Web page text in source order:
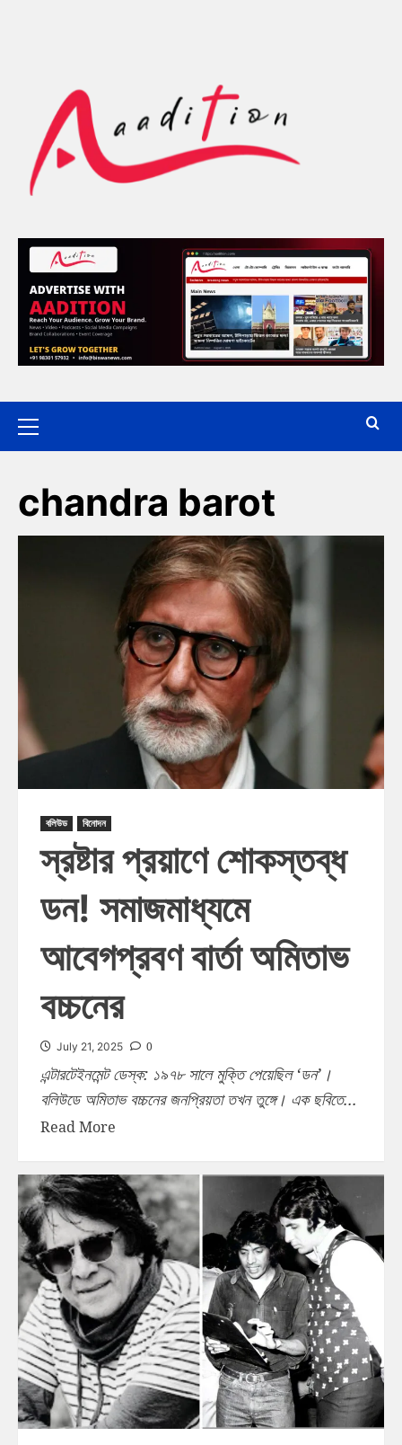
chandra barot
বলিউড বিনোদন
স্রষ্টার প্রয়াণে শোকস্তব্ধ
ডন! সমাজমাধ্যমে
আবেগপ্রবণ বার্তা অমিতাভ
বচ্চনের
July 21, 2025 0
এন্টারটেইনমেন্ট ডেস্ক: ১৯৭৮ সালে মুক্তি পেয়েছিল ‘ডন’।
বলিউডে অমিতাভ বচ্চনের জনপ্রিয়তা তখন তুঙ্গে। এক ছবিতে...
Read More